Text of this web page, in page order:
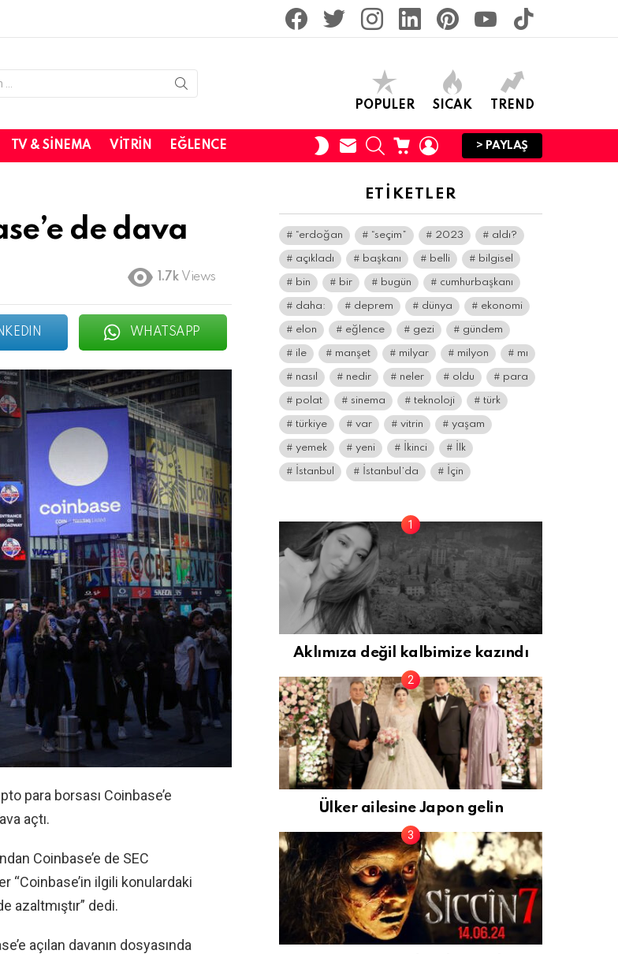
POPULER SICAK TREND
TV & SINEMA VITRIN EĞLENCE
SWITCH
SKIN
SUBSCRIBE
SEARCHCART LOGIN
> PAYLAŞ
de dava
1.7k Views
WHATSAPP
para borsası Coinbase’e
açtı.
Coinbase’e de SEC
“Coinbase’in ilgili konulardaki
azaltmıştır” dedi.
açılan davanın dosyasında
ETIKETLER
“erdoğan “seçim” 2023 aldı?
açıkladı başkanı belli bilgisel
bin bir bugün cumhurbaşkanı
daha: deprem dünya ekonomi
elon eğlence gezi gündem
ile manşet milyar milyon mı
nasıl nedir neler oldu para
polat sinema teknoloji türk
türkiye var vitrin yaşam
yemek yeni İkinci İlk
İstanbul İstanbul’da İçin
Aklımıza değil kalbimize kazındı
Ülker ailesine Japon gelin